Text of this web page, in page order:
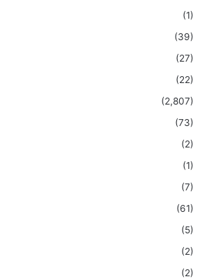
(1)
(39)
(27)
(22)
(2,807)
(73)
(2)
(1)
(7)
(61)
(5)
(2)
(2)